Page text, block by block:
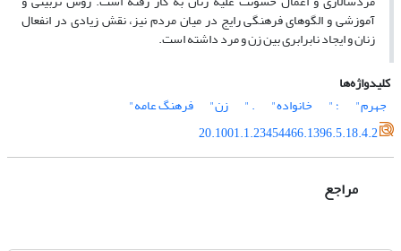
آموزشی و الگوهای فرهنگی رایج در میان مردم نیز، نقش زیادی در انفعال
زنان و ایجاد نابرابری بین زن و مرد داشته است.
کلیدواژه‌ها
جهرم"
؛ " خانواده" . " زن"
فرهنگ عامه"
20.1001.1.23454466.1396.5.18.4.2
مراجع